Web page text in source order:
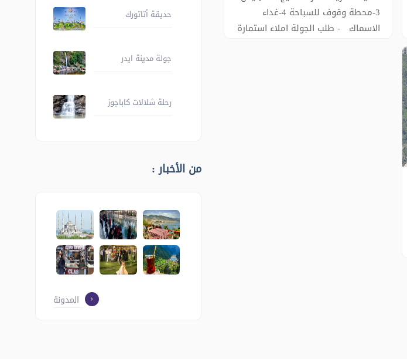
3-محطة وقوف للسباحة 4-غداء
الاسماك - طلب الجولة املاء استمارة
حديقة أتاتورك
جولة مدينة ايدر
رحلة شلالات كاباجوز
من الأخبار :
المدونة